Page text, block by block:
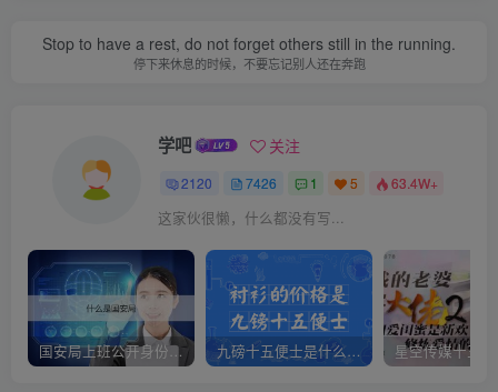
Stop to have a rest, do not forget others still in the running.
停下来休息的时候，不要忘记别人还在奔跑
学吧 关注
2120 7426 1 5 63.4W+
这家伙很懒，什么都没有写...
国安局上班公开身份是什么（国安身份对家人保密吗） 九磅十五便士是什么意思（九磅十五便士是什么梗）